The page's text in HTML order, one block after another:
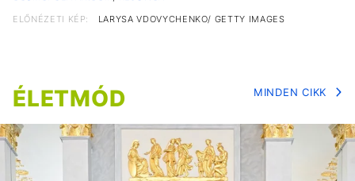
ELŐNÉZETI KÉP:
LARYSA VDOVYCHENKO/ GETTY IMAGES
ÉLETMÓD MINDEN CIKK